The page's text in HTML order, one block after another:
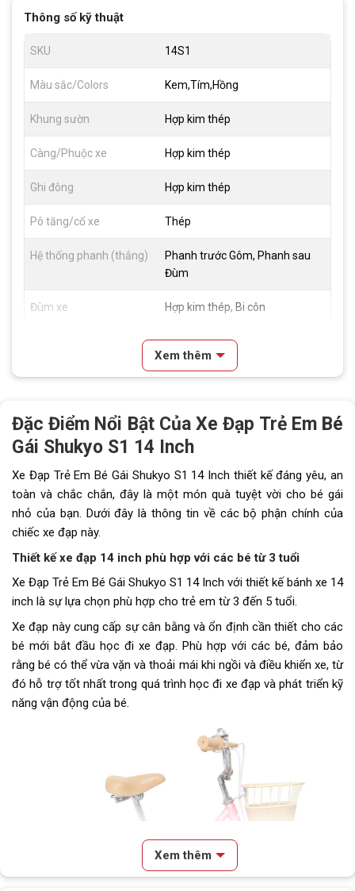
Thông số kỹ thuật
SKU 14S1
Màu sắc/Colors Kem,Tím,Hồng
Khung sườn Hợp kim thép
Càng/Phuộc xe Hợp kim thép
Ghi đông Hợp kim thép
Pô tăng/cổ xe Thép
Hệ thống phanh (thắng)
Phanh trước Gôm, Phanh sau
Đùm
Đùm xe Hợp kim thép, Bi côn
Nhôm 1 lớp
Lốp xe Classic 14x21.25
Dĩa 1 Tầng
Líp Líp đơn 16T
Kích thước 14 inch
Trọng lượng thùng 9kg 82x19x42
Cọc/cốt yên Thép
Chiều cao phù hợp Từ 90cm
Thông số kỹ thuật có thể sẽ
được thay đổi từ nhà sản xuất
nhằm nâng cao chất lượng sản
Xem thêm
Đặc Điểm Nổi Bật Của Xe Đạp Trẻ Em Bé
Gái Shukyo S1 14 Inch
Xe Đạp Trẻ Em Bé Gái Shukyo S1 14 Inch thiết kế đáng yêu, an
toàn và chắc chắn, đây là một món quà tuyệt vời cho bé gái
nhỏ của bạn. Dưới đây là thông tin về các bộ phận chính của
chiếc xe đạp này.
Thiết kế xe đạp 14 inch phù hợp với các bé từ 3 tuổi
Xe Đạp Trẻ Em Bé Gái Shukyo S1 14 Inch với thiết kế bánh xe 14
inch là sự lựa chọn phù hợp cho trẻ em từ 3 đến 5 tuổi.
Xe đạp này cung cấp sự cân bằng và ổn định cần thiết cho các
bé mới bắt đầu học đi xe đạp. Phù hợp với các bé, đảm bảo
rằng bé có thể vừa vặn và thoải mái khi ngồi và điều khiển xe, từ
đó hỗ trợ tốt nhất trong quá trình học đi xe đạp và phát triển kỹ
năng vận động của bé.
Xem thêm